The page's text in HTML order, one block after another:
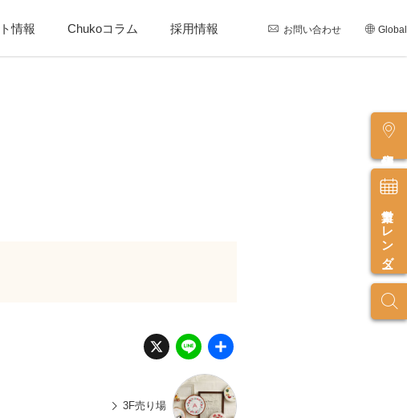
情報 Chukoコラム 採用情報 お問い合わせ Global
営業カレンダー
X Li
n
e
3F売り場